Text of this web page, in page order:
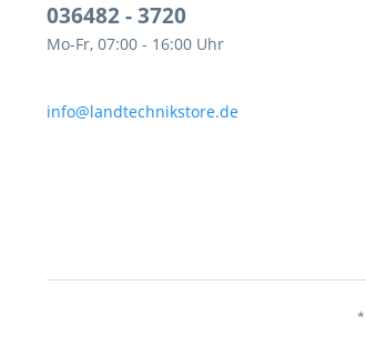
036482 - 3720
Mo-Fr, 07:00 - 16:00 Uhr
info@landtechnikstore.de
*